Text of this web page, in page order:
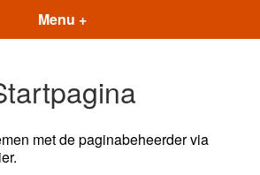
Menu +
met de paginabeheerder via